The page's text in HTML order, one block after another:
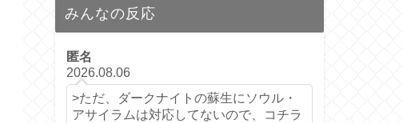
みんなの反応
匿名
2026.08.06
>ただ、ダークナイトの蘇生にソウル・
アサイラムは対応してないので、コチラ